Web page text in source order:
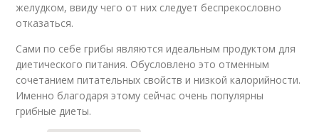
желудком, ввиду чего от них следует беспрекословно
отказаться.
Сами по себе грибы являются идеальным продуктом для
диетического питания. Обусловлено это отменным
сочетанием питательных свойств и низкой калорийности.
Именно благодаря этому сейчас очень популярны
грибные диеты.